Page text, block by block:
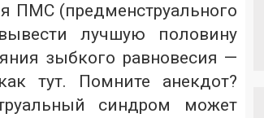
ПМС (предменструального
лучшую половину
зыбкого равновесия —
тут. Помните анекдот?
синдром может